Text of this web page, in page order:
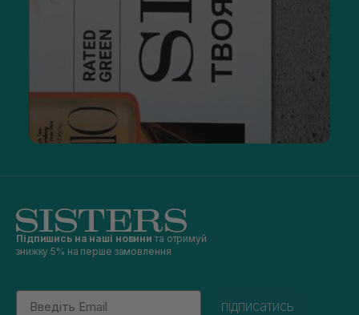
Підпишись на наші новини та отримуй
знижку 5% на перше замовлення
Email
підписатись